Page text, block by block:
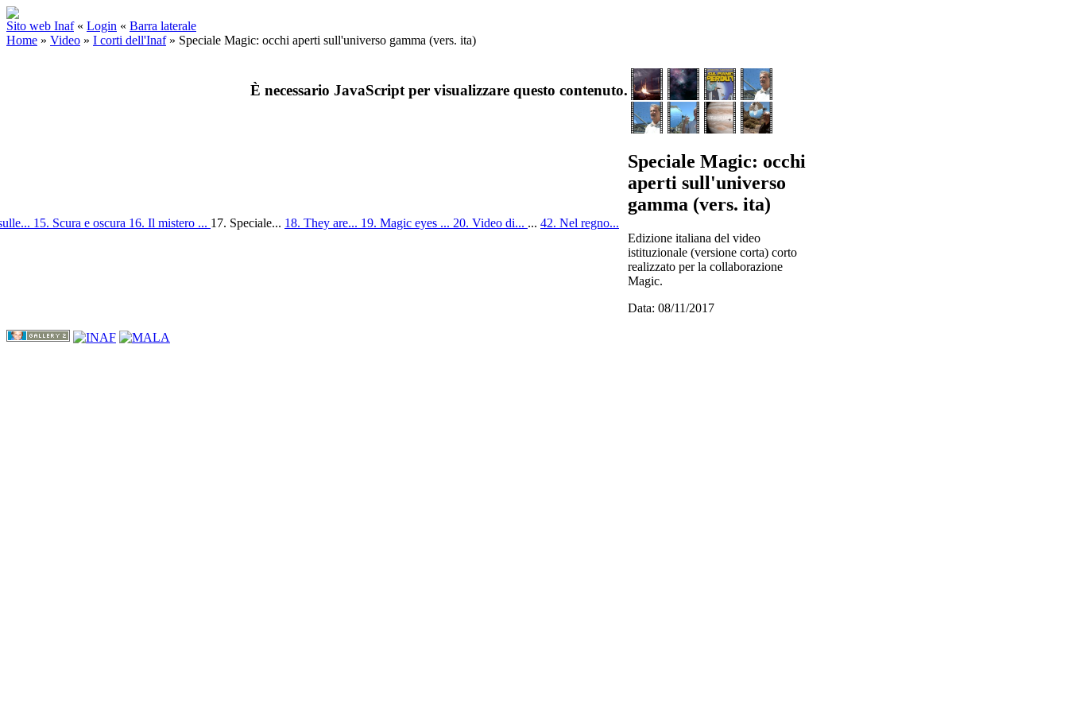
Sito web Inaf « Login « Barra laterale
Home » Video » I corti dell'Inaf» Speciale Magic: occhi aperti sull'universo gamma (vers. ita)
È necessario JavaScript per visualizzare questo contenuto.
Speciale Magic: occhi
aperti sull'universo
gamma (vers. ita)
Edizione italiana del video
istituzionale (versione corta) corto
realizzato per la collaborazione
Magic.
Data: 08/11/2017
15. Scura e oscura 16. Il mistero ... 17. Speciale... 18. They are... 19. Magic eyes ... 20. Video di... ... 42. Nel regno...